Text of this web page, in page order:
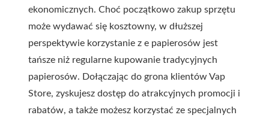
ekonomicznych. Choć początkowo zakup sprzętu
może wydawać się kosztowny, w dłuższej
perspektywie korzystanie z e papierosów jest
tańsze niż regularne kupowanie tradycyjnych
papierosów. Dołączając do grona klientów Vap
Store, zyskujesz dostęp do atrakcyjnych promocji i
rabatów, a także możesz korzystać ze specjalnych